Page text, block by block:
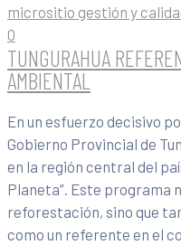
micrositio gestión y
0
TUNGURAHUA
AMBIENTAL
En un esfuerzo decisivo
Gobierno Provincial de
en la región central del
Planeta”. Este programa
reforestación, sino que
como un referente en el